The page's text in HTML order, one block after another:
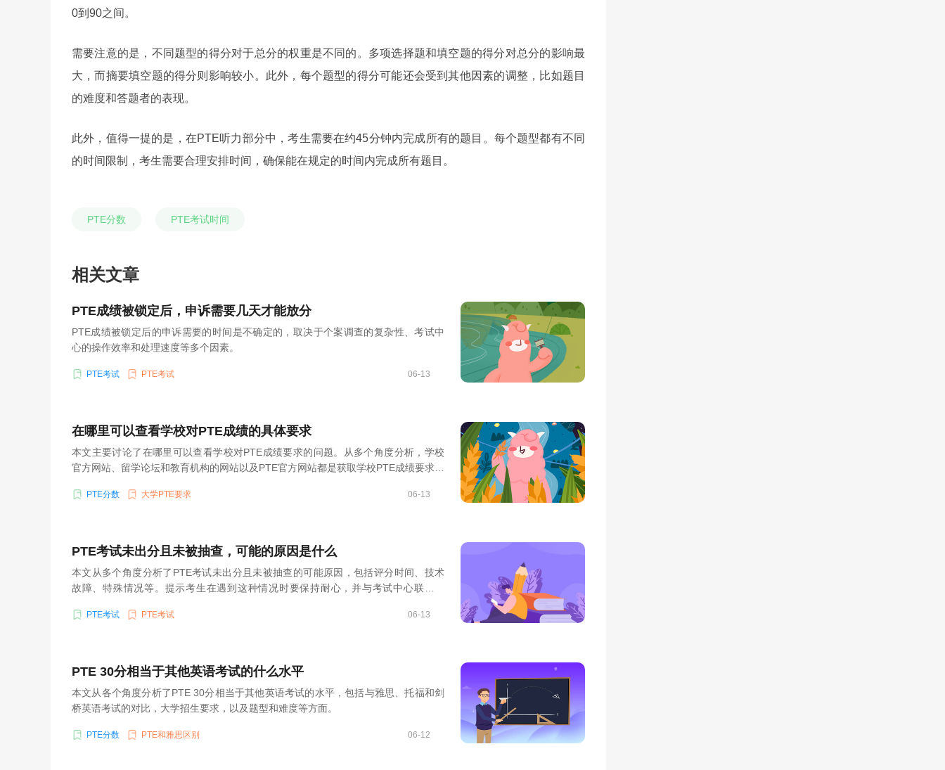
0到90之间。
需要注意的是，不同题型的得分对于总分的权重是不同的。多项选择题和填空题的得分对总分的影响最
大，而摘要填空题的得分则影响较小。此外，每个题型的得分可能还会受到其他因素的调整，比如题目
的难度和答题者的表现。
此外，值得一提的是，在PTE听力部分中，考生需要在约45分钟内完成所有的题目。每个题型都有不同
的时间限制，考生需要合理安排时间，确保能在规定的时间内完成所有题目。
PTE分数 PTE考试时间
相关文章
PTE成绩被锁定后，申诉需要几天才能放分
PTE成绩被锁定后的申诉需要的时间是不确定的，取决于个案调查的复杂性、考试中
心的操作效率和处理速度等多个因素。
PTE考试 PTE考试 06-13
在哪里可以查看学校对PTE成绩的具体要求
本文主要讨论了在哪里可以查看学校对PTE成绩要求的问题。从多个角度分析，学校
官方网站、留学论坛和教育机构的网站以及PTE官方网站都是获取学校PTE成绩要求信
PTE分数 大学PTE要求 06-13
PTE考试未出分且未被抽查，可能的原因是什么
本文从多个角度分析了PTE考试未出分且未被抽查的可能原因，包括评分时间、技术
故障、特殊情况等。提示考生在遇到这种情况时要保持耐心，并与考试中心联系解
PTE考试 PTE考试 06-13
PTE 30分相当于其他英语考试的什么水平
本文从各个角度分析了PTE 30分相当于其他英语考试的水平，包括与雅思、托福和剑
桥英语考试的对比，大学招生要求，以及题型和难度等方面。
PTE分数 PTE和雅思区别 06-12